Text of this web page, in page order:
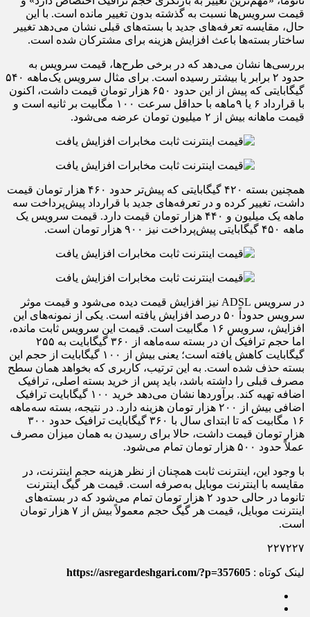
قیمت سرویس‌ها نسبت به گذشته بدون تغییر مانده است. با این
حال، مقایسه تعرفه‌های جدید با بسته‌های قبلی نشان می‌دهد تغییر
ساختار بسته‌ها باعث افزایش هزینه برای مشترکان شده است.
بررسی‌ها نشان می‌دهد که در برخی طرح‌ها، قیمت سرویس به
حدود ۲ برابر یا بیشتر رسیده است. برای مثال سرویس یک‌ماهه ۵۴۰
گیگابایتی که پیش از این حدود ۶۵۰ هزار تومان قیمت داشت، اکنون
با قرارداد ۶ یا ۹ماهه با حداقل سرعت ۱۰۰ مگابیت بر ثانیه است و
قیمت ماهانه بیش از ۲ میلیون تومان عرضه می‌شود.
همچنین بسته ۴۲۰ گیگابایتی که پیش‌تر حدود ۴۶۰ هزار تومان قیمت
داشت، تغییر کرده و در تعرفه‌های جدید با قرارداد پیش‌پرداخت سه
ماهه یک میلیون و ۴۴۰ هزار تومان قیمت دارد. قیمت سرویس یک
ماهه ۴۵۰ گیگابایتی پیش‌پرداخت نیز ۹۰۰ هزار تومان است.
در سرویس ADSL نیز افزایش قیمت دیده می‌شود و قیمت موثر
سرویس حدوداً ۵۰ درصد افزایش یافته است. یکی از نمونه‌های این
افزایش، سرویس ۱۶ مگابیت است. قیمت این سرویس ثابت مانده،
اما حجم ترافیک آن در بسته سه‌ماهه از ۳۶۰ گیگابایت به ۲۵۵
گیگابایت کاهش یافته است؛ یعنی بیش از ۱۰۰ گیگابایت از حجم این
بسته حذف شده است. به این ترتیب، کاربری که بخواهد همان سطح
مصرف قبلی را داشته باشد، باید پس از خرید بسته اصلی، ترافیک
اضافه تهیه کند. برآوردها نشان می‌دهد خرید ۱۰۰ گیگابایت ترافیک
اضافی بیش از ۲۰۰ هزار تومان هزینه دارد. در نتیجه، بسته سه‌ماهه
۱۶ مگابیت که تا ابتدای سال با ۳۶۰ گیگابایت ترافیک حدود ۳۰۰
هزار تومان قیمت داشت، حالا برای رسیدن به همان میزان مصرف
عملاً حدود ۵۰۰ هزار تومان تمام می‌شود.
با وجود این، اینترنت ثابت همچنان از نظر هزینه حجم اینترنت، در
مقایسه با اینترنت موبایل به‌صرفه است. قیمت هر گیگ اینترنت
تانوما در حالی حدود ۲ هزار تومان تمام می‌شود که در بسته‌های
اینترنت موبایل، قیمت هر گیگ حجم معمولاً بیش از ۷ هزار تومان
است.
۲۲۷۲۲۷
لینک کوتاه : https://asregardeshgari.com/?p=357605